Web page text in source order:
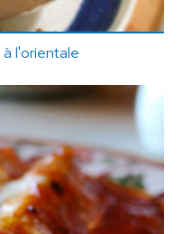
l'orientale